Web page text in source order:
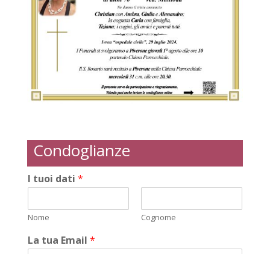
Condoglianze
I tuoi dati *
Nome Cognome
La tua Email *